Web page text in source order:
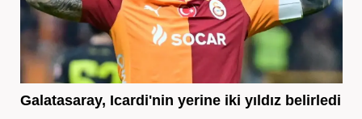
Galatasaray, Icardi'nin yerine iki yıldız belirledi